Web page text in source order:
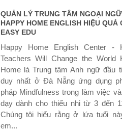
QUẢN LÝ TRUNG TÂM NGOẠI NGỮ
HAPPY HOME ENGLISH HIỆU QUẢ
EASY EDU
Happy Home English Center -
Teachers Will Change the World
Home là Trung tâm Anh ngữ đầu
duy nhất ở Đà Nẵng ứng dụng
pháp Mindfulness trong làm việc
dạy dành cho thiếu nhi từ 3 đến
Chúng tôi hiểu rằng ở lứa tuổi
em...